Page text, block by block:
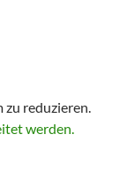
zu reduzieren.
werden.